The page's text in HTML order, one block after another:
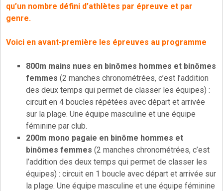
qu’un nombre défini d’athlètes par épreuve et par
genre.
Voici en avant-première les épreuves au programme
800m mains nues en binômes hommes et binômes
femmes (2 manches chronométrées, c’est l’addition
des deux temps qui permet de classer les équipes) :
circuit en 4 boucles répétées avec départ et arrivée
sur la plage. Une équipe masculine et une équipe
féminine par club.
200m mono pagaie en binôme hommes et
binômes femmes (2 manches chronométrées, c’est
l’addition des deux temps qui permet de classer les
équipes) : circuit en 1 boucle avec départ et arrivée sur
la plage. Une équipe masculine et une équipe féminine